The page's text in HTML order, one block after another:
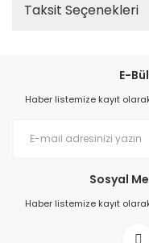
Taksit Seçenekleri
E-
Haber listemize kayıt
Sosyal
Haber listemize kayıt